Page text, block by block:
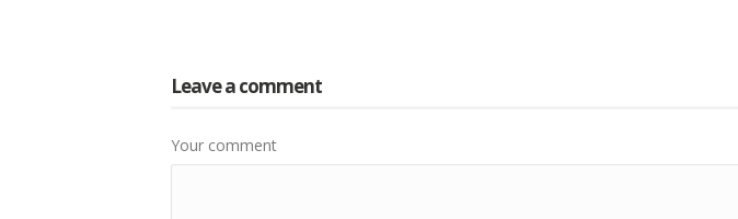
Leave a comment
Your comment